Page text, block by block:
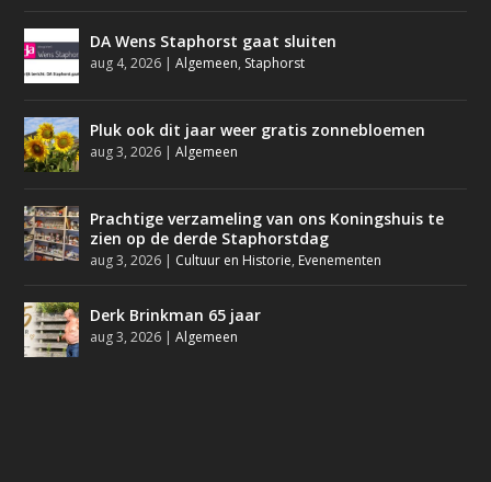
DA Wens Staphorst gaat sluiten
aug 4, 2026 |Algemeen, Staphorst
Pluk ook dit jaar weer gratis zonnebloemen
aug 3, 2026 |Algemeen
Prachtige verzameling van ons Koningshuis te
zien op de derde Staphorstdag
aug 3, 2026 | Cultuur en Historie, Evenementen
Derk Brinkman 65 jaar
aug 3, 2026 |Algemeen